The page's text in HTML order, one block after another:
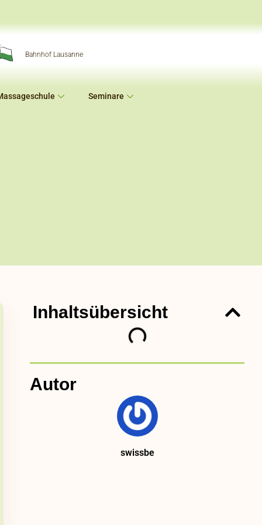
Bahnhof Lausanne
Seminare
Inhaltsübersicht
Autor
swissbe